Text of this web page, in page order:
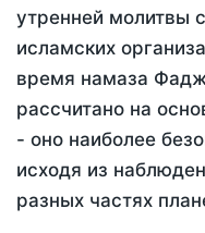
утренней молитвы
исламских
время намаза
рассчитано на
- оно наиболее
исходя из
разных частях